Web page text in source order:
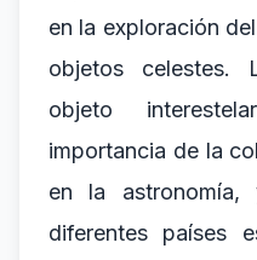
en la exploración
objetos celestes.
objeto
importancia de la
en la
diferentes países